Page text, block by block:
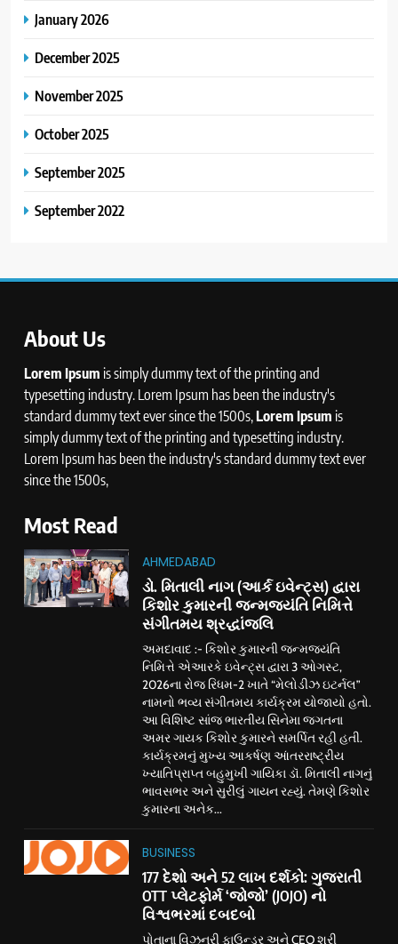
January 2026
December 2025
November 2025
October 2025
September 2025
September 2022
About Us
Lorem Ipsum is simply dummy text of the printing and
typesetting industry. Lorem Ipsum has been the industry's
standard dummy text ever since the 1500s,Lorem Ipsum is
simply dummy text of the printing and typesetting industry.
Lorem Ipsum has been the industry's standard dummy text ever
since the 1500s,
Most Read
AHMEDABAD
ડો. મિતાલી નાગ (આર્ક ઇવેન્ટ્સ) દ્વારા
કિશોર કુમારની જન્મજયંતિ નિમિત્તે
સંગીતમય શ્રદ્ધાંજલિ
અમદાવાદ :- કિશોર કુમારની જન્મજયંતિ
નિમિત્તે એઆરકે ઇવેન્ટ્સ દ્વારા 3 ઓગસ્ટ,
2026ના રોજ રિધમ-2 ખાતે “મેલોડીઝ ઇટર્નલ”
નામનો ભવ્ય સંગીતમય કાર્યક્રમ યોજાયો હતો.
આ વિશિષ્ટ સાંજ ભારતીય સિનેમા જગતના
અમર ગાયક કિશોર કુમારને સમર્પિત રહી હતી.
કાર્યક્રમનું મુખ્ય આકર્ષણ આંતરરાષ્ટ્રીય
ખ્યાતિપ્રાપ્ત બહુમુખી ગાયિકા ડૉ. મિતાલી નાગનું
ભાવસભર અને સુરીલું ગાયન રહ્યું. તેમણે કિશોર
કુમારના અનેક...
BUSINESS
177 દેશો અને 52 લાખ દર્શકો: ગુજરાતી
OTT પ્લેટફોર્મ ‘જોજો’ (JOJO) નો
વિશ્વભરમાં દબદબો
પોતાના વિઝનરી ફાઉન્ડર અને CEO શ્રી